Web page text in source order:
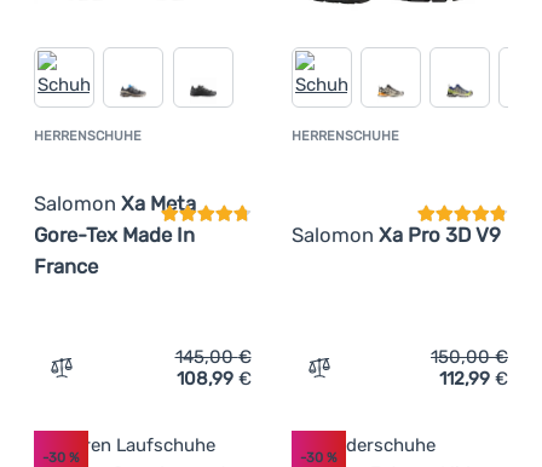
HERRENSCHUHE
Salomon Xa Meta
Gore-Tex Made In
France
Kundenbewertung
Zum Vergleich 'Herrenschuhe Salomon Xa Meta Gore-
145,00€
108,99 €
HERRENSCHUHE
Salomon Xa Pro 3D V9
Zum Vergleich
150,00€
112,99 €
-30 % -30%